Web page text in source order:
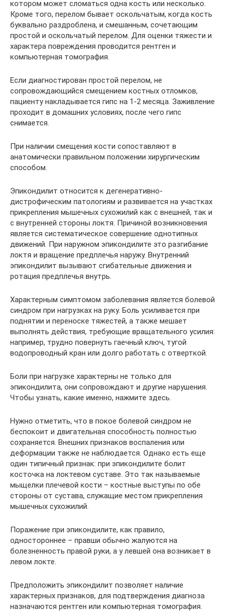
котором может сломаться одна кость или несколько.
Кроме того, перелом бывает оскольчатым, когда кость
буквально раздроблена, и смешанным, сочетающим
простой и оскольчатый перелом. Для оценки тяжести и
характера повреждения проводится рентген и
компьютерная томография.
Если диагностирован простой перелом, не
сопровождающийся смещением костных отломков,
пациенту накладывается гипс на 1-2 месяца. Заживление
проходит в домашних условиях, после чего гипс
снимается.
При наличии смещения кости сопоставляют в
анатомически правильном положении хирургическим
способом.
Эпикондилит относится к дегенеративно-
дистрофическим патологиям и развивается на участках
прикрепления мышечных сухожилий как с внешней, так и
с внутренней стороны локтя. Причиной возникновения
является систематическое совершение однотипных
движений. При наружном эпикондилите это разгибание
локтя и вращение предплечья наружу. Внутренний
эпикондилит вызывают сгибательные движения и
ротация предплечья внутрь.
Характерным симптомом заболевания является болевой
синдром при нагрузках на руку. Боль усиливается при
поднятии и переноске тяжестей, а также мешает
выполнять действия, требующие вращательного усилия:
например, трудно повернуть гаечный ключ, тугой
водопроводный кран или долго работать с отверткой.
Боли при нагрузке характерны не только для
эпикондилита, они сопровождают и другие нарушения.
Чтобы узнать, какие именно, нажмите здесь.
Нужно отметить, что в покое болевой синдром не
беспокоит и двигательная способность полностью
сохраняется. Внешних признаков воспаления или
деформации также не наблюдается. Однако есть еще
один типичный признак: при эпикондилите болит
косточка на локтевом суставе. Это так называемые
мыщелки плечевой кости – костные выступы по обе
стороны от сустава, служащие местом прикрепления
мышечных сухожилий.
Поражение при эпикондилите, как правило,
одностороннее – правши обычно жалуются на
болезненность правой руки, а у левшей она возникает в
левом локте.
Предположить эпикондилит позволяет наличие
характерных признаков, для подтверждения диагноза
назначаются рентген или компьютерная томография.